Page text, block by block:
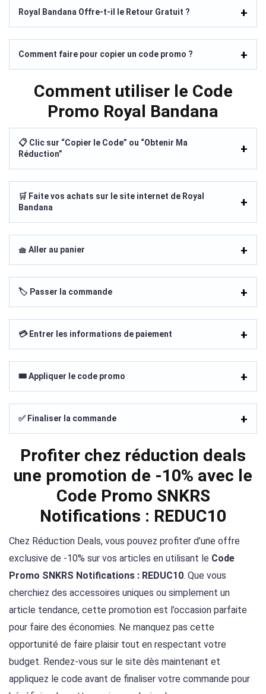
Royal Bandana Offre-t-il le Retour Gratuit ?
Comment faire pour copier un code promo ?
Comment utiliser le Code
Promo Royal Bandana
📋 Clic sur “Copier le Code” ou “Obtenir Ma
Réduction”
🛒 Faite vos achats sur le site internet de Royal
Bandana
🧺 Aller au panier
🏷️ Passer la commande
💳 Entrer les informations de paiement
🎟️ Appliquer le code promo
✅ Finaliser la commande
Profiter chez réduction deals
une promotion de -10% avec le
Code Promo SNKRS
Notifications : REDUC10
Chez Réduction Deals, vous pouvez profiter d’une offre
exclusive de -10% sur vos articles en utilisant le Code
Promo SNKRS Notifications : REDUC10. Que vous
cherchiez des accessoires uniques ou simplement un
article tendance, cette promotion est l’occasion parfaite
pour faire des économies. Ne manquez pas cette
opportunité de faire plaisir tout en respectant votre
budget. Rendez-vous sur le site dès maintenant et
appliquez le code avant de finaliser votre commande pour